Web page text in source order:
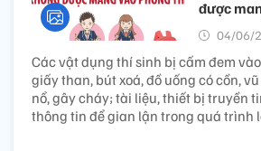
được
04/06/
Các vật dụng thí sinh bị cấm đem
giấy than, bút xoá, đồ uống có cồn,
nổ, gây cháy; tài liệu, thiết bị truyền
thông tin để gian lận trong quá trình